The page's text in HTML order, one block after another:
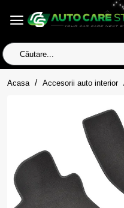
Căutare...
Acasa homeAccesorii auto interior